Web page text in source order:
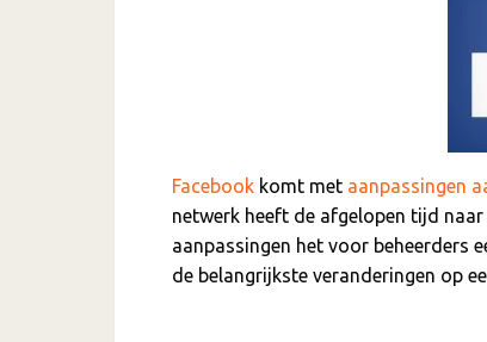
Facebook komt met aanpassingen
netwerk heeft de afgelopen tijd
aanpassingen het voor beheerders
de belangrijkste veranderingen op